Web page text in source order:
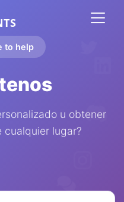
to help
u obtener
cualquier lugar?